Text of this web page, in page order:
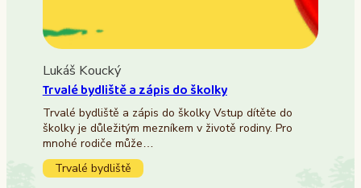
Lukáš Koucký
Trvalé bydliště a zápis do školky
Trvalé bydliště a zápis do školky Vstup dítěte do
školky je důležitým mezníkem v životě rodiny. Pro
mnohé rodiče může…
Trvalé bydliště